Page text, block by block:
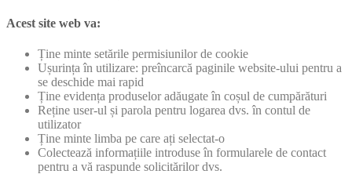
Acest site web va:
Ține minte setările permisiunilor de cookie
Ușurința în utilizare: preîncarcă paginile website-ului pentru a
se deschide mai rapid
Ține evidența produselor adăugate în coșul de cumpărături
Reține user-ul și parola pentru logarea dvs. în contul de
utilizator
Ține minte limba pe care ați selectat-o
Colectează informațiile introduse în formularele de contact
pentru a vă raspunde solicitărilor dvs.